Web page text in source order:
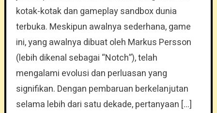
kotak-kotak dan gameplay sandbox dunia
terbuka. Meskipun awalnya sederhana, game
ini, yang awalnya dibuat oleh Markus Persson
(lebih dikenal sebagai “Notch”), telah
mengalami evolusi dan perluasan yang
signifikan. Dengan pembaruan berkelanjutan
selama lebih dari satu dekade, pertanyaan […]